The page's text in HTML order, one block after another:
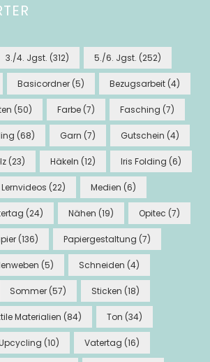
3./4. Jgst. (312) 5./6. Jgst. (252)
Basicordner (5) Bezugsarbeit (4)
(50) Farbe (7) Fasching (7)
(68) Garn (7) Gutschein (4)
(23) Häkeln (12) Iris Folding (6)
Lernvideos (22) Medien (6)
(24) Nähen (19) Opitec (7)
(136) Papiergestaltung (7)
(5) Schneiden (4)
Sommer (57) Sticken (18)
Materialien (84) Ton (34)
(10) Vatertag (16)